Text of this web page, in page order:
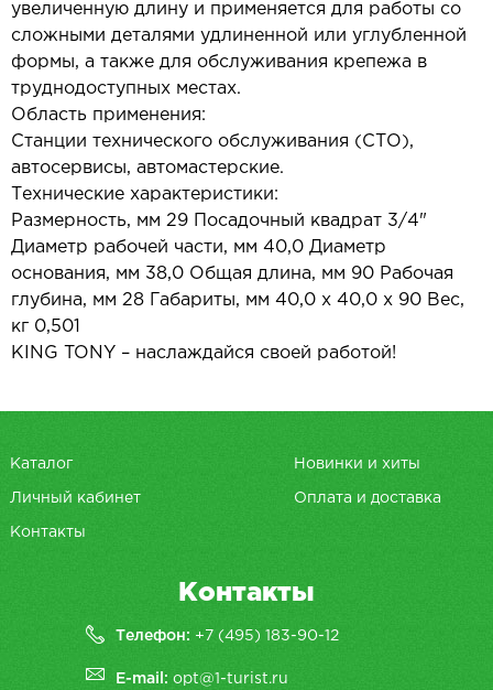
увеличенную длину и применяется для работы со
сложными деталями удлиненной или углубленной
формы, а также для обслуживания крепежа в
труднодоступных местах.
Область применения:
Станции технического обслуживания (СТО),
автосервисы, автомастерские.
Технические характеристики:
Размерность, мм 29 Посадочный квадрат 3/4"
Диаметр рабочей части, мм 40,0 Диаметр
основания, мм 38,0 Общая длина, мм 90 Рабочая
глубина, мм 28 Габариты, мм 40,0 х 40,0 х 90 Вес,
кг 0,501
KING TONY – наслаждайся своей работой!
Каталог Новинки и хиты
Личный кабинет Оплата и доставка
Контакты
Контакты
Телефон: +7 (495) 183-90-12
E-mail:opt@1-turist.ru